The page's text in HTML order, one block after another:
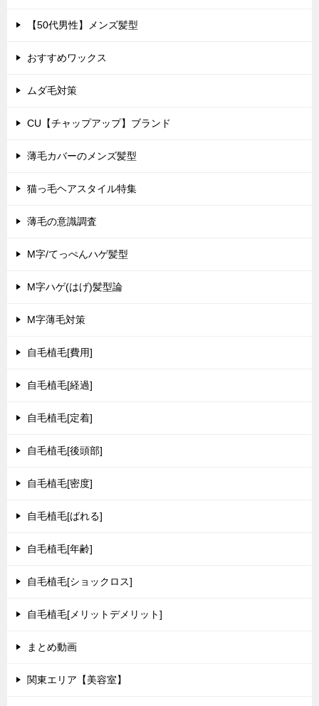
【50代男性】メンズ髪型
おすすめワックス
ムダ毛対策
CU【チャップアップ】ブランド
薄毛カバーのメンズ髪型
猫っ毛ヘアスタイル特集
薄毛の意識調査
M字/てっぺんハゲ髪型
M字ハゲ(はげ)髪型論
M字薄毛対策
自毛植毛[費用]
自毛植毛[経過]
自毛植毛[定着]
自毛植毛[後頭部]
自毛植毛[密度]
自毛植毛[ばれる]
自毛植毛[年齢]
自毛植毛[ショックロス]
自毛植毛[メリットデメリット]
まとめ動画
関東エリア【美容室】